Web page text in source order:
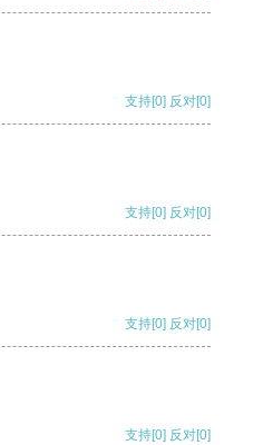
支持[0] 反对[0]
支持[0] 反对[0]
支持[0] 反对[0]
支持[0] 反对[0]